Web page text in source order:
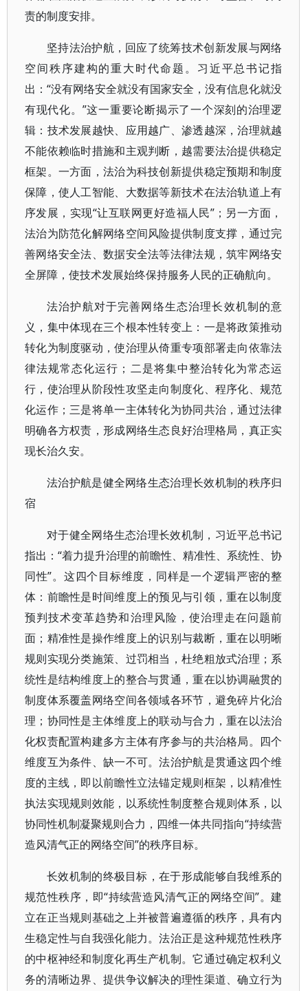
责的制度安排。
坚持法治护航，回应了统筹技术创新发展与网络
空间秩序建构的重大时代命题。习近平总书记指
出：“没有网络安全就没有国家安全，没有信息化就没
有现代化。”这一重要论断揭示了一个深刻的治理逻
辑：技术发展越快、应用越广、渗透越深，治理就越
不能依赖临时措施和主观判断，越需要法治提供稳定
框架。一方面，法治为科技创新提供稳定预期和制度
保障，使人工智能、大数据等新技术在法治轨道上有
序发展，实现“让互联网更好造福人民”；另一方面，
法治为防范化解网络空间风险提供制度支撑，通过完
善网络安全法、数据安全法等法律法规，筑牢网络安
全屏障，使技术发展始终保持服务人民的正确航向。
法治护航对于完善网络生态治理长效机制的意
义，集中体现在三个根本性转变上：一是将政策推动
转化为制度驱动，使治理从倚重专项部署走向依靠法
律法规常态化运行；二是将集中整治转化为常态运
行，使治理从阶段性攻坚走向制度化、程序化、规范
化运作；三是将单一主体转化为协同共治，通过法律
明确各方权责，形成网络生态良好治理格局，真正实
现长治久安。
法治护航是健全网络生态治理长效机制的秩序归
宿
对于健全网络生态治理长效机制，习近平总书记
指出：“着力提升治理的前瞻性、精准性、系统性、协
同性”。这四个目标维度，同样是一个逻辑严密的整
体：前瞻性是时间维度上的预见与引领，重在以制度
预判技术变革趋势和治理风险，使治理走在问题前
面；精准性是操作维度上的识别与裁断，重在以明晰
规则实现分类施策、过罚相当，杜绝粗放式治理；系
统性是结构维度上的整合与贯通，重在以协调融贯的
制度体系覆盖网络空间各领域各环节，避免碎片化治
理；协同性是主体维度上的联动与合力，重在以法治
化权责配置构建多方主体有序参与的共治格局。四个
维度互为条件、缺一不可。法治护航是贯通这四个维
度的主线，即以前瞻性立法锚定规则框架，以精准性
执法实现规则效能，以系统性制度整合规则体系，以
协同性机制凝聚规则合力，四维一体共同指向“持续营
造风清气正的网络空间”的秩序目标。
长效机制的终极目标，在于形成能够自我维系的
规范性秩序，即“持续营造风清气正的网络空间”。建
立在正当规则基础之上并被普遍遵循的秩序，具有内
生稳定性与自我强化能力。法治正是这种规范性秩序
的中枢神经和制度化再生产机制。它通过确定权利义
务的清晰边界、提供争议解决的理性渠道、确立行为